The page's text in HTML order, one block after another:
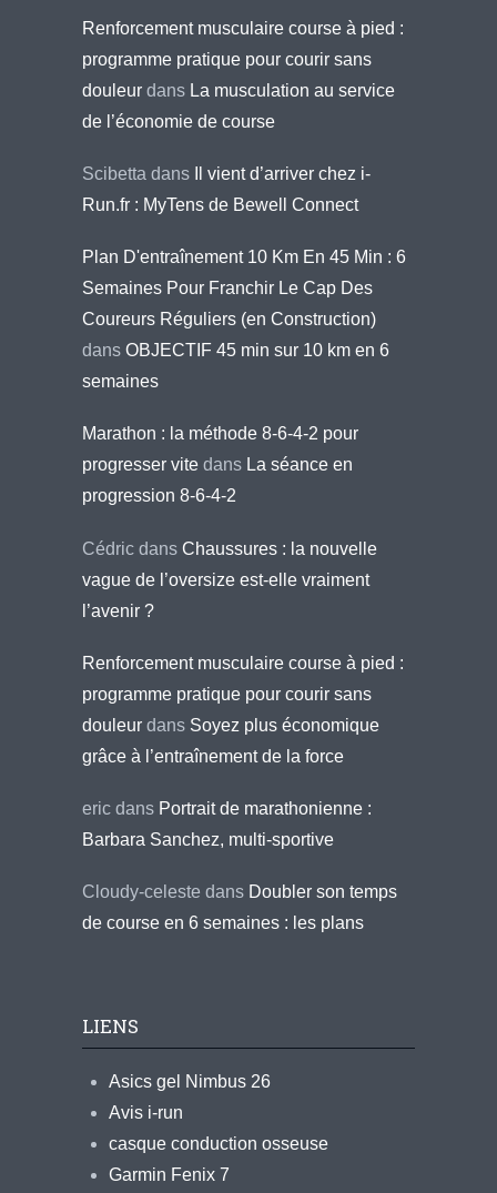
Renforcement musculaire course à pied :
programme pratique pour courir sans
douleur dans La musculation au service
de l’économie de course
Scibetta dans
Il vient d’arriver chez i-
Run.fr : MyTens de Bewell Connect
Plan D'entraînement 10 Km En 45 Min : 6
Semaines Pour Franchir Le Cap Des
Coureurs Réguliers (en Construction)
dans OBJECTIF 45 min sur 10 km en 6
semaines
Marathon : la méthode 8-6-4-2 pour
progresser vite dans La séance en
progression 8-6-4-2
Cédric dans Chaussures : la nouvelle
vague de l’oversize est-elle vraiment
l’avenir ?
Renforcement musculaire course à pied :
programme pratique pour courir sans
douleur dans Soyez plus économique
grâce à l’entraînement de la force
eric dans Portrait de marathonienne :
Barbara Sanchez, multi-sportive
Cloudy-celeste dans Doubler son temps
de course en 6 semaines : les plans
LIENS
Asics gel Nimbus 26
Avis i-run
casque conduction osseuse
Garmin Fenix 7